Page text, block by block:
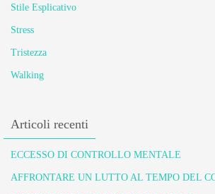
Stile Esplicativo
Stress
Tristezza
Walking
Articoli recenti
ECCESSO DI CONTROLLO MENTALE
AFFRONTARE UN LUTTO AL TEMPO DEL